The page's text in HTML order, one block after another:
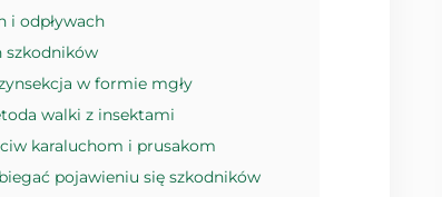
i odpływach
szkodników
w formie mgły
walki z insektami
karaluchom i prusakom
pojawieniu się szkodników